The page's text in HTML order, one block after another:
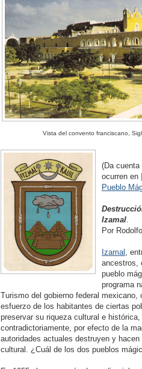
Vista del convento franciscano,
(Da
ocurren en
Pueblo
Izamal
Por
Izamal
,
ancestros,
pueblo
programa
Turismo del gobierno federal mexicano,
esfuerzo de los habitantes de ciertas
preservar su riqueza cultural e
contradictoriamente, por efecto de la
autoridades actuales destruyen y
cultural. ¿Cuál de los dos pueblos